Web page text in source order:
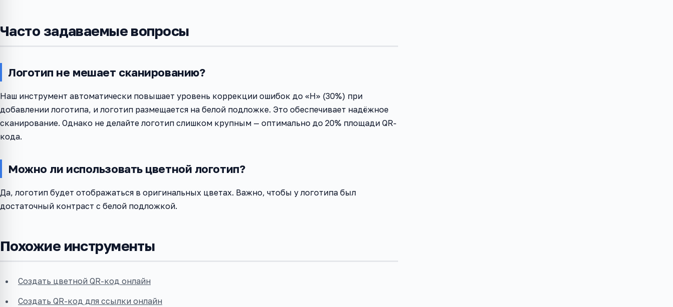
Часто задаваемые вопросы
Логотип не мешает сканированию?
Наш инструмент автоматически повышает уровень коррекции ошибок до «H» (30%) при
добавлении логотипа, и логотип размещается на белой подложке. Это обеспечивает надёжное
сканирование. Однако не делайте логотип слишком крупным — оптимально до 20% площади QR-
кода.
Можно ли использовать цветной логотип?
Да, логотип будет отображаться в оригинальных цветах. Важно, чтобы у логотипа был
достаточный контраст с белой подложкой.
Похожие инструменты
Создать цветной QR-код онлайн
Создать QR-код для ссылки онлайн